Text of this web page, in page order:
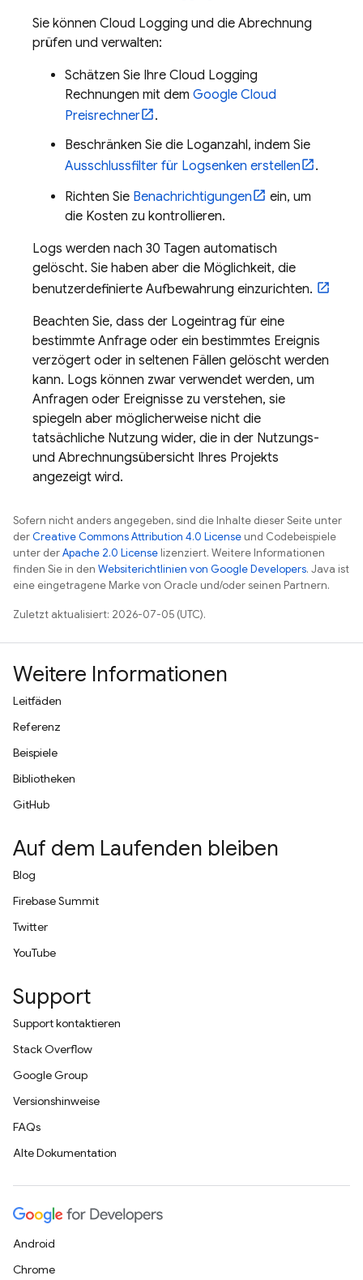
Sie können Cloud Logging und die Abrechnung
prüfen und verwalten:
Schätzen Sie Ihre Cloud Logging
Rechnungen mit dem Google Cloud
Preisrechner
.
Beschränken Sie die Loganzahl, indem Sie
Ausschlussfilter für Logsenken erstellen
.
Richten Sie Benachrichtigungen
ein, um
die Kosten zu kontrollieren.
Logs werden nach 30 Tagen automatisch
gelöscht. Sie haben aber die Möglichkeit, die
benutzerdefinierte Aufbewahrung einzurichten.
Beachten Sie, dass der Logeintrag für eine
bestimmte Anfrage oder ein bestimmtes Ereignis
verzögert oder in seltenen Fällen gelöscht werden
kann. Logs können zwar verwendet werden, um
Anfragen oder Ereignisse zu verstehen, sie
spiegeln aber möglicherweise nicht die
tatsächliche Nutzung wider, die in der Nutzungs-
und Abrechnungsübersicht Ihres Projekts
angezeigt wird.
Sofern nicht anders angegeben, sind die Inhalte dieser Seite unter
derCreative Commons Attribution 4.0 License und Codebeispiele
unter derApache 2.0 License lizenziert. Weitere Informationen
finden Sie in den Websiterichtlinien von Google Developers. Java ist
eine eingetragene Marke von Oracle und/oder seinen Partnern.
Zuletzt aktualisiert: 2026-07-05 (UTC).
Weitere Informationen
Leitfäden
Referenz
Beispiele
Bibliotheken
GitHub
Auf dem Laufenden bleiben
Blog
Firebase Summit
Twitter
YouTube
Support
Support kontaktieren
Stack Overflow
Google Group
Versionshinweise
FAQs
Alte Dokumentation
Android
Chrome